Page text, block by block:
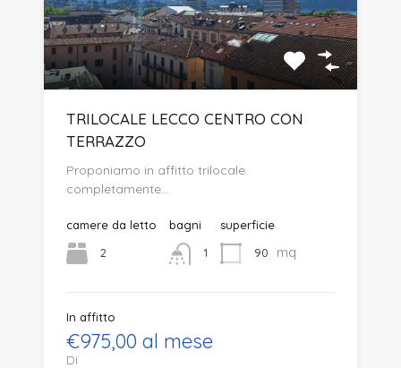
TRILOCALE LECCO CENTRO CON
TERRAZZO
Proponiamo in affitto trilocale
completamente…
camere da letto
2
bagni
1
superficie
90
mq
In affitto
€975,00 al mese
Di